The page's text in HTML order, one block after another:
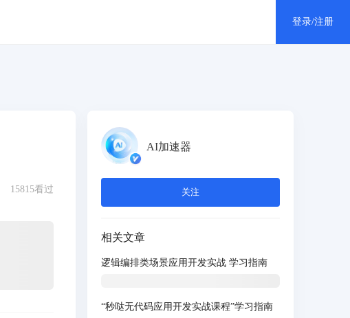
登录/注册
15815看过
AI加速器
关注
相关文章
逻辑编排类场景应用开发实战 学习指南
“秒哒无代码应用开发实战课程”学习指南